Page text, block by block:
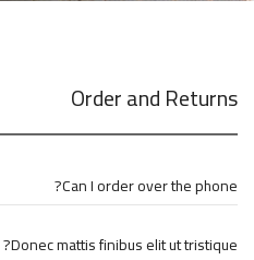
Order and Returns
Can I order over the phone?
Donec mattis finibus elit ut tristique?